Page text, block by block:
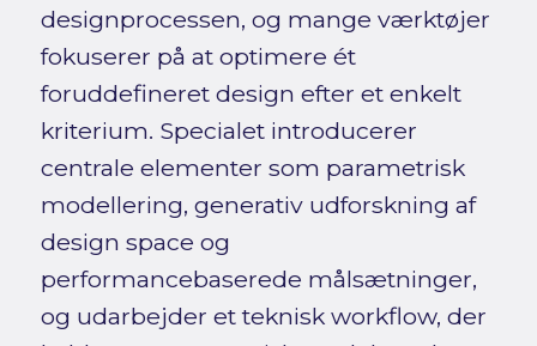
designprocessen, og mange værktøjer
fokuserer på at optimere ét
foruddefineret design efter et enkelt
kriterium. Specialet introducerer
centrale elementer som parametrisk
modellering, generativ udforskning af
design space og
performancebaserede målsætninger,
og udarbejder et teknisk workflow, der